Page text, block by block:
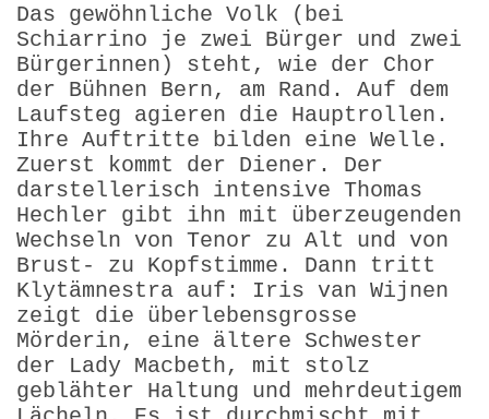
Das gewöhnliche Volk (bei
Schiarrino je zwei Bürger und zwei
Bürgerinnen) steht, wie der Chor
der Bühnen Bern, am Rand. Auf dem
Laufsteg agieren die Hauptrollen.
Ihre Auftritte bilden eine Welle.
Zuerst kommt der Diener. Der
darstellerisch intensive Thomas
Hechler gibt ihn mit überzeugenden
Wechseln von Tenor zu Alt und von
Brust- zu Kopfstimme. Dann tritt
Klytämnestra auf: Iris van Wijnen
zeigt die überlebensgrosse
Mörderin, eine ältere Schwester
der Lady Macbeth, mit stolz
geblähter Haltung und mehrdeutigem